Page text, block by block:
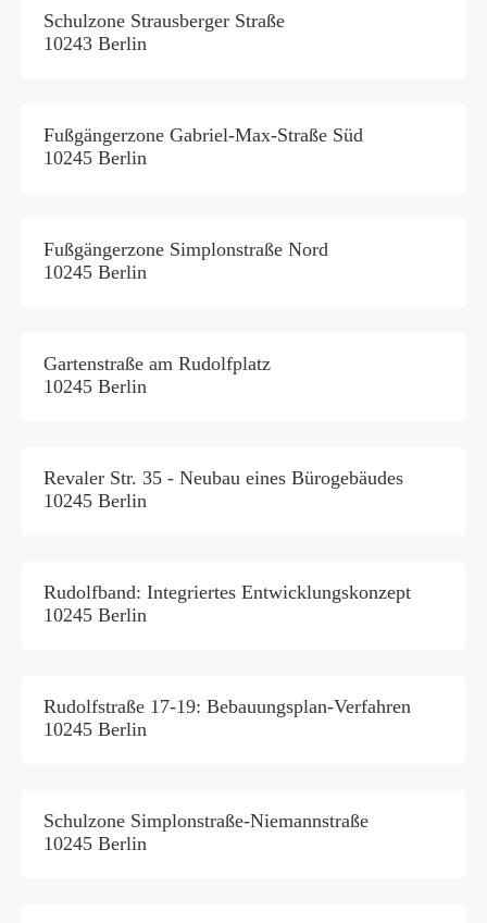
Schulzone Strausberger Straße
10243 Berlin
Fußgängerzone Gabriel-Max-Straße Süd
10245 Berlin
Fußgängerzone Simplonstraße Nord
10245 Berlin
Gartenstraße am Rudolfplatz
10245 Berlin
Revaler Str. 35 - Neubau eines Bürogebäudes
10245 Berlin
Rudolfband: Integriertes Entwicklungskonzept
10245 Berlin
Rudolfstraße 17-19: Bebauungsplan-Verfahren
10245 Berlin
Schulzone Simplonstraße-Niemannstraße
10245 Berlin